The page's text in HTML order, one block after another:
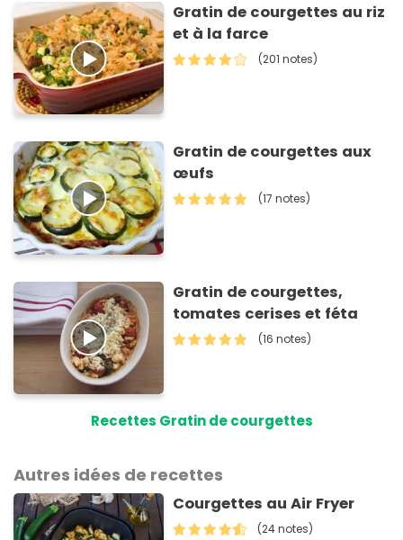
Gratin de courgettes au riz
et à la farce
(201 notes)
Gratin de courgettes aux
œufs
(17 notes)
Gratin de courgettes,
tomates cerises et féta
(16 notes)
Recettes Gratin de courgettes
Autres idées de recettes
Courgettes au Air Fryer
(24 notes)